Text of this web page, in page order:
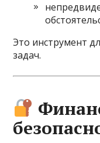
Это инструмент
задач.